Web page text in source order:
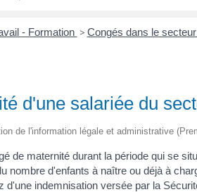
- Formation > Congés dans le
d'une salariée du
de l'information légale et administrative
de maternité durant la période qui se
nombre d'enfants à naître ou déjà à
d'une indemnisation versée par la